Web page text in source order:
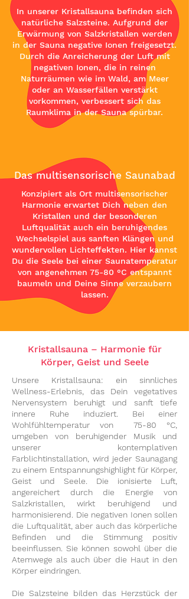
In unserer Kristallsauna befinden sich
natürliche Salzsteine. Aufgrund der
Erwärmung von Salzkristallen werden
in der Sauna negative Ionen freigesetzt.
Durch die Anreicherung der Luft mit
negativen Ionen, die in reinen
Naturräumen wie im Wald, am Meer
oder an Wasserfällen verstärkt
vorkommen, verbessert sich das
Raumklima in der Sauna spürbar.
Das multisensorische Saunabad
Konzipiert als Ort multisensorischer
Harmonie erwartet Dich neben den
Kristallen und der besonderen
Luftqualität auch ein beruhigendes
Wechselspiel aus sanften Klängen und
wundervollen Lichteffekten. Hier kannst
Du die Seele bei einer Saunatemperatur
von angenehmen 75-80 °C entspannt
baumeln und Deine Sinne verzaubern
lassen.
Kristallsauna – Harmonie für
Körper, Geist und Seele
Unsere Kristallsauna: ein sinnliches
Wellness-Erlebnis, das Dein vegetatives
Nervensystem beruhigt und sanft tiefe
innere Ruhe induziert. Bei einer
Wohlfühltemperatur von 75-80 °C,
umgeben von beruhigender Musik und
unserer kontemplativen
Farblichtinstallation, wird jeder Saunagang
zu einem Entspannungshighlight für Körper,
Geist und Seele. Die ionisierte Luft,
angereichert durch die Energie von
Salzkristallen, wirkt beruhigend und
harmonisierend. Die negativen Ionen sollen
die Luftqualität, aber auch das körperliche
Befinden und die Stimmung positiv
beeinflussen. Sie können sowohl über die
Atemwege als auch über die Haut in den
Körper eindringen.
Die Salzsteine bilden das Herzstück der